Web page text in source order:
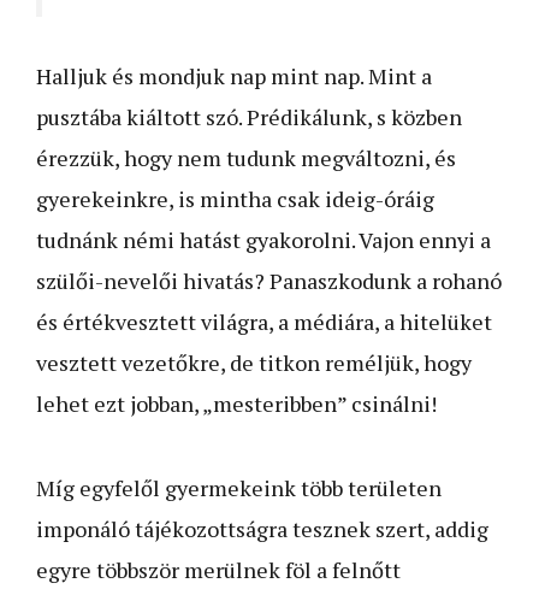
Halljuk és mondjuk nap mint nap. Mint a
pusztába kiáltott szó. Prédikálunk, s közben
érezzük, hogy nem tudunk megváltozni, és
gyerekeinkre, is mintha csak ideig-óráig
tudnánk némi hatást gyakorolni. Vajon ennyi a
szülői-nevelői hivatás? Panaszkodunk a rohanó
és értékvesztett világra, a médiára, a hitelüket
vesztett vezetőkre, de titkon reméljük, hogy
lehet ezt jobban, „mesteribben” csinálni!
Míg egyfelől gyermekeink több területen
imponáló tájékozottságra tesznek szert, addig
egyre többször merülnek föl a felnőtt